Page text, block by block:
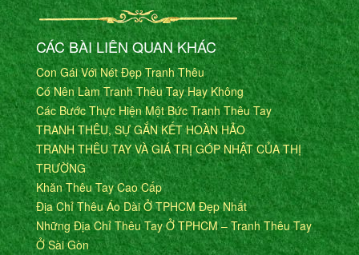
CÁC BÀI LIÊN QUAN KHÁC
Con Gái Với Nét Đẹp Tranh Thêu
Có Nên Làm Tranh Thêu Tay Hay Không
Các Bước Thực Hiện Một Bức Tranh Thêu Tay
TRANH THÊU, SỰ GẮN KẾT HOÀN HẢO
TRANH THÊU TAY VÀ GIÁ TRỊ GÓP NHẬT CỦA THỊ
TRƯỜNG
Khăn Thêu Tay Cao Cấp
Địa Chỉ Thêu Áo Dài Ở TPHCM Đẹp Nhất
Những Địa Chỉ Thêu Tay Ở TPHCM – Tranh Thêu Tay
Ở Sài Gòn